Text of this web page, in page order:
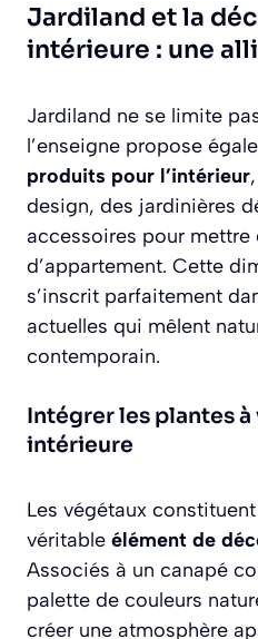
Jardiland et la
intérieure : une
Jardiland ne se limite
l’enseigne propose
produits pour l’intérieur
design, des jardinières
accessoires pour mettre
d’appartement. Cette
s’inscrit parfaitement
actuelles qui mêlent
contemporain.
Intégrer les plantes
intérieure
Les végétaux
véritable élément de
Associés à un canapé
palette de couleurs
créer une atmosphère